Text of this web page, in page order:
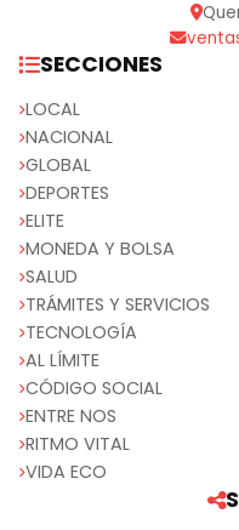
SECCIONES
LOCAL
NACIONAL
GLOBAL
DEPORTES
ELITE
MONEDA Y BOLSA
SALUD
TRÁMITES Y SERVICIOS
TECNOLOGÍA
AL LÍMITE
CÓDIGO SOCIAL
ENTRE NOS
RITMO VITAL
VIDA ECO